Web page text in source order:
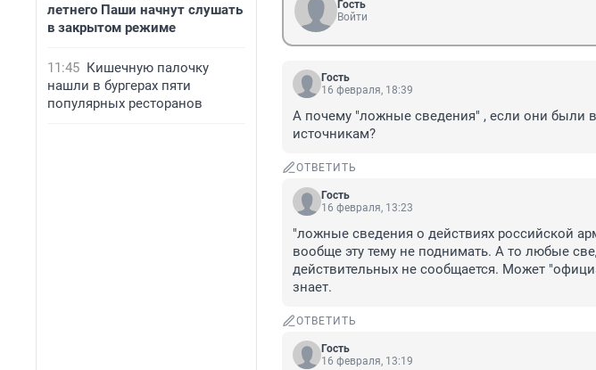
летнего Паши начнут слушать
в закрытом режиме
11:45 Кишечную палочку
нашли в бургерах пяти
популярных ресторанов
Гость
Войти
Гость
16 февраля, 18:39
А почему "ложные сведения" , если они были
источникам?
ОТВЕТИТЬ
Гость
16 февраля, 13:23
"ложные сведения о действиях российской
вообще эту тему не поднимать. А то любые
действительных не сообщается. Может
знает.
ОТВЕТИТЬ
Гость
16 февраля, 13:19